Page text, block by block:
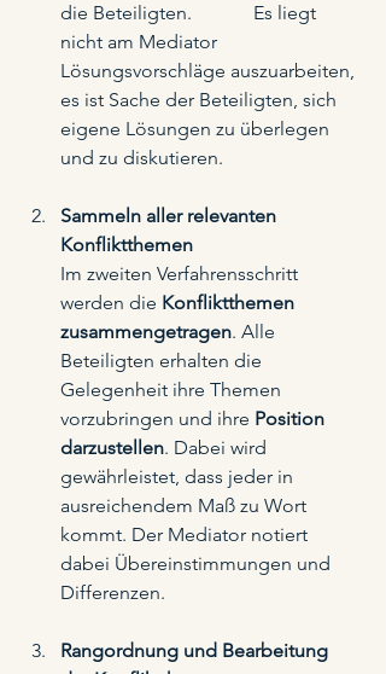
die Beteiligten.   	Es liegt
nicht am Mediator
Lösungsvorschläge auszuarbeiten,
es ist Sache der Beteiligten, sich
eigene Lösungen zu überlegen
und zu diskutieren.
Sammeln aller relevanten
Konfliktthemen
Im zweiten Verfahrensschritt
werden die Konfliktthemen
zusammengetragen. Alle
Beteiligten erhalten die
Gelegenheit ihre Themen
vorzubringen und ihre Position
darzustellen. Dabei wird
gewährleistet, dass jeder in
ausreichendem Maß zu Wort
kommt. Der Mediator notiert
dabei Übereinstimmungen und
Differenzen.
Rangordnung und Bearbeitung